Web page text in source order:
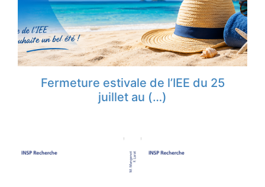
Fermeture estivale de l’IEE du 25
juillet au (…)